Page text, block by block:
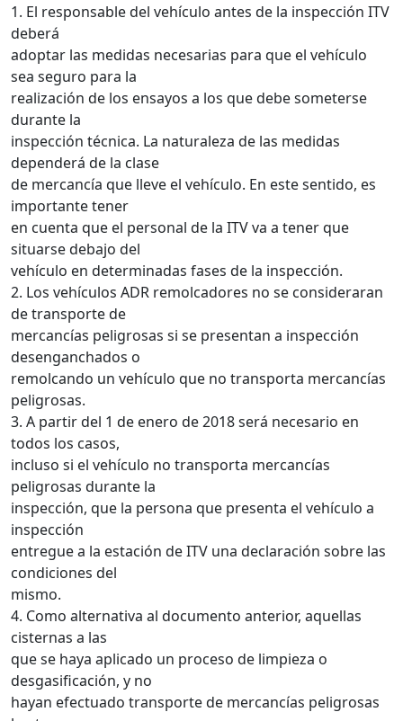
1. El responsable del vehículo antes de la inspección ITV
deberá
adoptar las medidas necesarias para que el vehículo
sea seguro para la
realización de los ensayos a los que debe someterse
durante la
inspección técnica. La naturaleza de las medidas
dependerá de la clase
de mercancía que lleve el vehículo. En este sentido, es
importante tener
en cuenta que el personal de la ITV va a tener que
situarse debajo del
vehículo en determinadas fases de la inspección.
2. Los vehículos ADR remolcadores no se consideraran
de transporte de
mercancías peligrosas si se presentan a inspección
desenganchados o
remolcando un vehículo que no transporta mercancías
peligrosas.
3. A partir del 1 de enero de 2018 será necesario en
todos los casos,
incluso si el vehículo no transporta mercancías
peligrosas durante la
inspección, que la persona que presenta el vehículo a
inspección
entregue a la estación de ITV una declaración sobre las
condiciones del
mismo.
4. Como alternativa al documento anterior, aquellas
cisternas a las
que se haya aplicado un proceso de limpieza o
desgasificación, y no
hayan efectuado transporte de mercancías peligrosas